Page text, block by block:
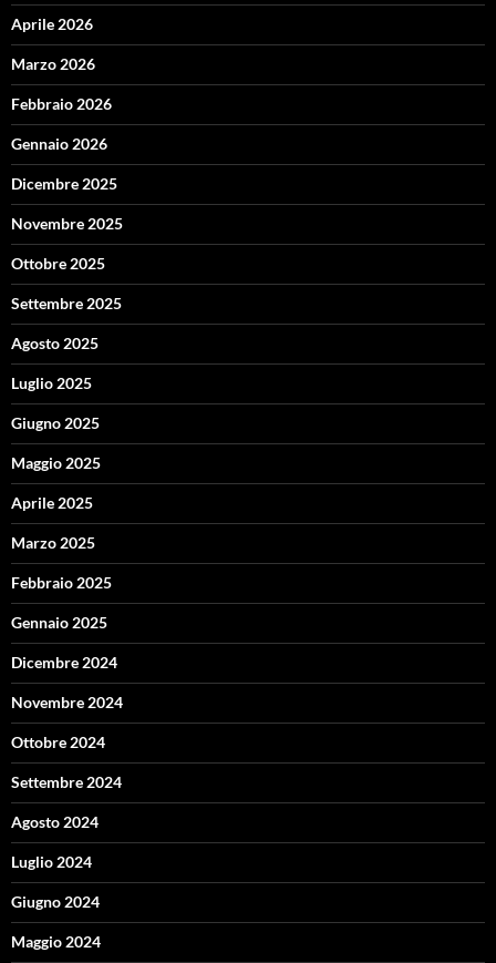
Aprile 2026
Marzo 2026
Febbraio 2026
Gennaio 2026
Dicembre 2025
Novembre 2025
Ottobre 2025
Settembre 2025
Agosto 2025
Luglio 2025
Giugno 2025
Maggio 2025
Aprile 2025
Marzo 2025
Febbraio 2025
Gennaio 2025
Dicembre 2024
Novembre 2024
Ottobre 2024
Settembre 2024
Agosto 2024
Luglio 2024
Giugno 2024
Maggio 2024